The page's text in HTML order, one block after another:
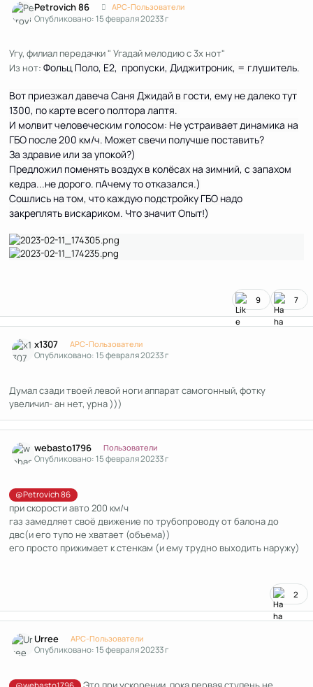
Petrovich 86 APC-Пользователи
Опубликовано:15 февраля 20233 г
Угу, филиал передачки " Угадай мелодию с 3х нот"
Из нот: Фольц Поло, Е2, пропуски, Диджитроник, = глушитель.
Вот приезжал давеча Саня Джидай в гости, ему не далеко тут
1300, по карте всего полтора лаптя.
И молвит человеческим голосом: Не устраивает динамика на
ГБО после 200 км/ч. Может свечи получше поставить?
За здравие или за упокой?)
Предложил поменять воздух в колёсах на зимний, с запахом
кедра...не дорого. пАчему то отказался.)
Сошлись на том, что каждую подстройку ГБО надо
закреплять вискариком. Что значит Опыт!)
9 7
x1307 APC-Пользователи
Опубликовано:15 февраля 20233 г
Думал сзади твоей левой ноги аппарат самогонный, фотку
увеличил- ан нет, урна )))
webasto1796 Пользователи
Опубликовано:15 февраля 20233 г
@Petrovich 86
при скорости авто 200 км/ч
газ замедляет своё движение по трубопроводу от балона до
двс(и его тупо не хватает (объема))
его просто прижимает к стенкам (и ему трудно выходить наружу)
2
Urree APC-Пользователи
Опубликовано:15 февраля 20233 г